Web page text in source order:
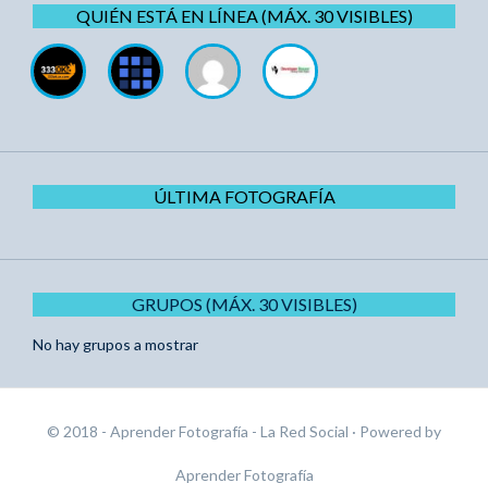
QUIÉN ESTÁ EN LÍNEA (MÁX. 30 VISIBLES)
ÚLTIMA FOTOGRAFÍA
GRUPOS (MÁX. 30 VISIBLES)
No hay grupos a mostrar
© 2018 - Aprender Fotografía - La Red Social · Powered by
Aprender Fotografía